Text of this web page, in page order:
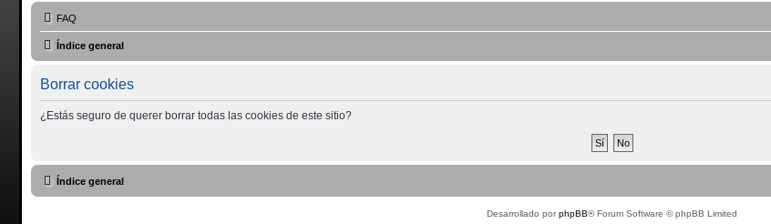
FAQ
Índice general
Borrar cookies
¿Estás seguro de querer borrar todas las cookies de este sitio?
Índice general
Desarrollado porphpBB® Forum Software © phpBB Limited